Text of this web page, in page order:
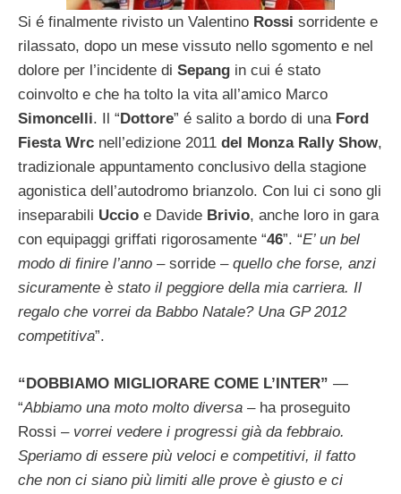
Si é finalmente rivisto un Valentino Rossi sorridente e
rilassato, dopo un mese vissuto nello sgomento e nel
dolore per l’incidente di Sepang in cui é stato
coinvolto e che ha tolto la vita all’amico Marco
Simoncelli. Il “Dottore” é salito a bordo di una Ford
Fiesta Wrc nell’edizione 2011 del Monza Rally Show,
tradizionale appuntamento conclusivo della stagione
agonistica dell’autodromo brianzolo. Con lui ci sono gli
inseparabili Uccio e Davide Brivio, anche loro in gara
con equipaggi griffati rigorosamente “46”. “E’ un bel
modo di finire l’anno – sorride – quello che forse, anzi
sicuramente è stato il peggiore della mia carriera. Il
regalo che vorrei da Babbo Natale? Una GP 2012
competitiva”.
“DOBBIAMO MIGLIORARE COME L’INTER” —
“Abbiamo una moto molto diversa – ha proseguito
Rossi – vorrei vedere i progressi già da febbraio.
Speriamo di essere più veloci e competitivi, il fatto
che non ci siano più limiti alle prove è giusto e ci